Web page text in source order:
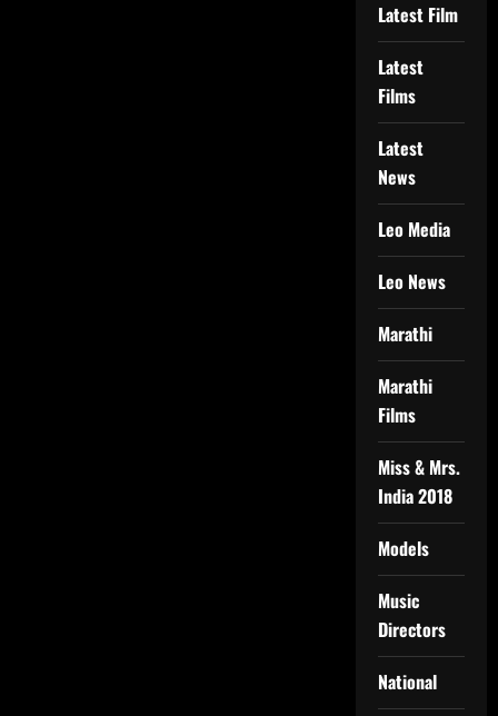
Latest Film
Latest
Films
Latest
News
Leo Media
Leo News
Marathi
Marathi
Films
Miss & Mrs.
India 2018
Models
Music
Directors
National